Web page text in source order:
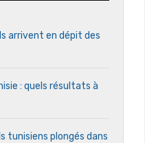
arrivent en dépit des
: quels résultats à
tunisiens plongés dans